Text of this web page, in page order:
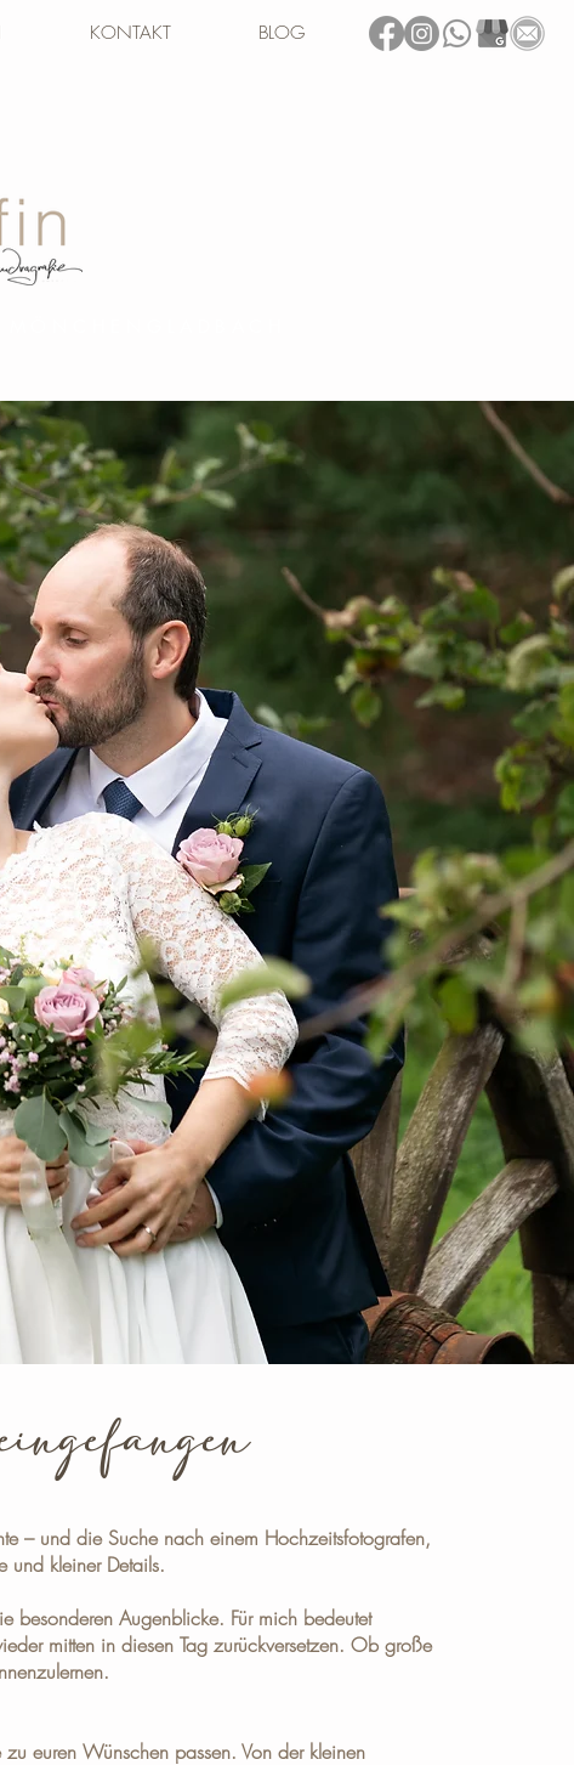
KONTAKT BLOG
– und die Suche nach einem Hochzeitsfotografen,
und kleiner Details.
besonderen Augenblicke. Für mich bedeutet
mitten in diesen Tag zurückversetzen. Ob große
euren Wünschen passen. Von der kleinen